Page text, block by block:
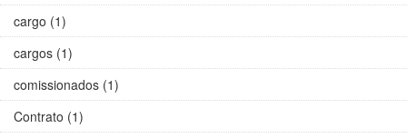
cargo (1)
cargos (1)
comissionados (1)
Contrato (1)